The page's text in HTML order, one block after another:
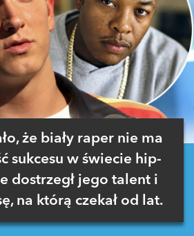
że biały raper nie ma
sukcesu w świecie hip-
dostrzegł jego talent i
na którą czekał od lat.